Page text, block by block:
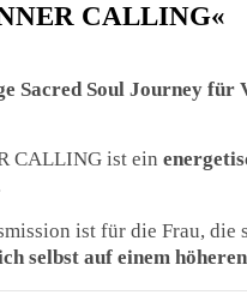
CALLING«
Sacred Soul Journey für
CALLING ist ein
ist für die Frau, die
selbst auf einem